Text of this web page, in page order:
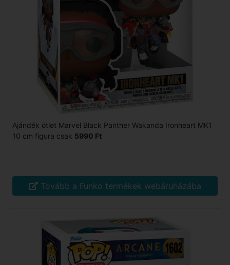
Ajándék ötlet Marvel Black Panther Wakanda Ironheart MK1
10 cm figura csak 5990 Ft
Tovább a Funko termékek webáruházába